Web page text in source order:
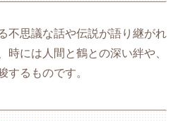
不思議な話や伝説が語り継がれ
時には人間と鶴との深い絆や、
するものです。